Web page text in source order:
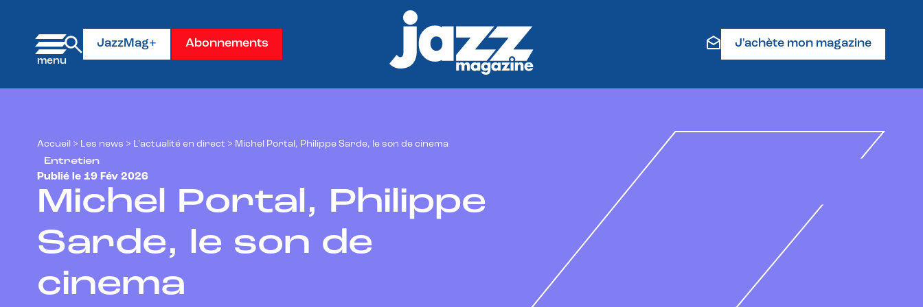
JazzMag+ Abonnements J'achète mon magazine
Accueil > Les news > L'actualité en direct > Michel Portal, Philippe Sarde, le son de cinema
Entretien
Publié le 19 Fév 2026
Michel Portal, Philippe
Sarde, le son de
cinema